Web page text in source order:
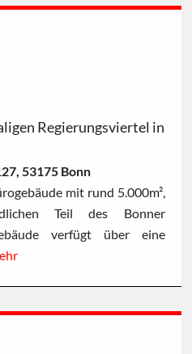
Regierungsviertel in
53175 Bonn
mit rund 5.000m²,
Teil des Bonner
verfügt über eine